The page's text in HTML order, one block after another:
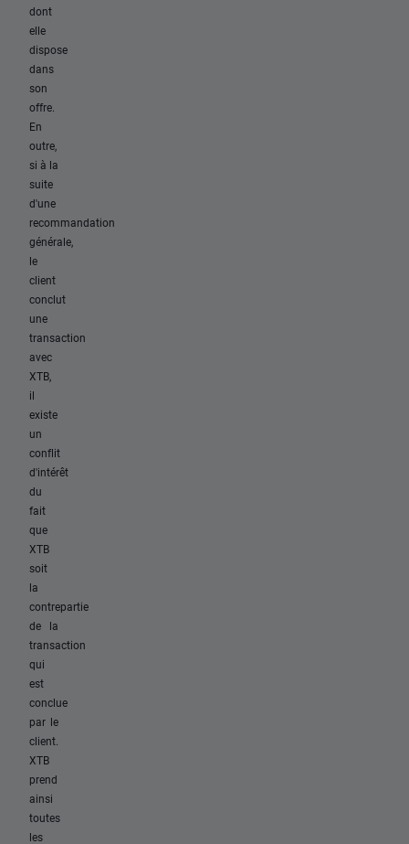
dont
elle
dispose
dans
son
offre.
En
outre,
si à la
suite
d'une
recommandation
générale,
le
client
conclut
une
transaction
avec
XTB,
il
existe
un
conflit
d'intérêt
du
fait
que
XTB
soit
la
contrepartie
de la
transaction
qui
est
conclue
par le
client.
XTB
prend
ainsi
toutes
les